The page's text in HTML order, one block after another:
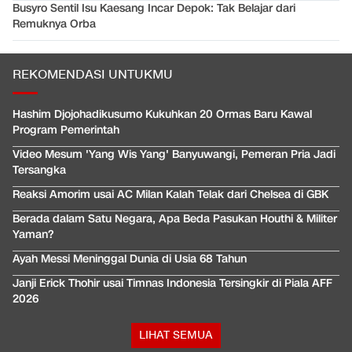
Busyro Sentil Isu Kaesang Incar Depok: Tak Belajar dari
Remuknya Orba
REKOMENDASI UNTUKMU
Hashim Djojohadikusumo Kukuhkan 20 Ormas Baru Kawal
Program Pemerintah
Video Mesum 'Yang Wis Yang' Banyuwangi, Pemeran Pria Jadi
Tersangka
Reaksi Amorim usai AC Milan Kalah Telak dari Chelsea di GBK
Berada dalam Satu Negara, Apa Beda Pasukan Houthi & Militer
Yaman?
Ayah Messi Meninggal Dunia di Usia 68 Tahun
Janji Erick Thohir usai Timnas Indonesia Tersingkir di Piala AFF
2026
LIHAT SEMUA